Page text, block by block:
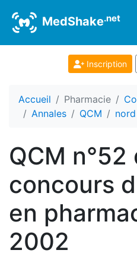
MedShake.net
Inscription
Accueil Pharmacie
Annales
QCM
QCM n°52
concours
en
2002